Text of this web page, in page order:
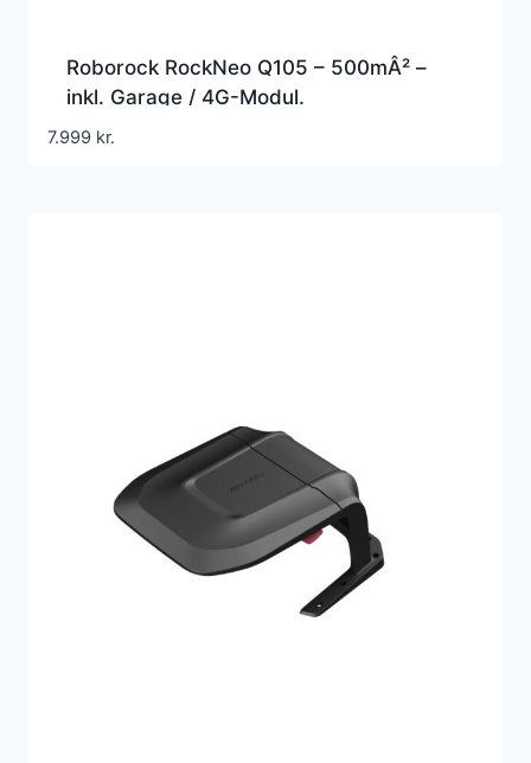
Roborock RockNeo Q105 – 500mÂ² –
inkl. Garage / 4G-Modul.
Robotplæneklipper
7.999 kr.